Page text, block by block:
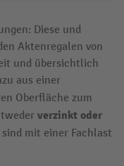
Diese und
Aktenregalen von
und übersichtlich
aus einer
Oberfläche zum
verzinkt oder
mit einer Fachlast